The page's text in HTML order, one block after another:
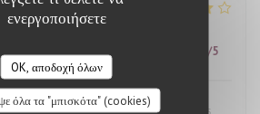
ενεργοποιήσετε
OK, αποδοχή όλων
όλα τα "μπισκότα" (cookies)
2
:1/5 Μενού:5/5 /5
to confirm our booking and was